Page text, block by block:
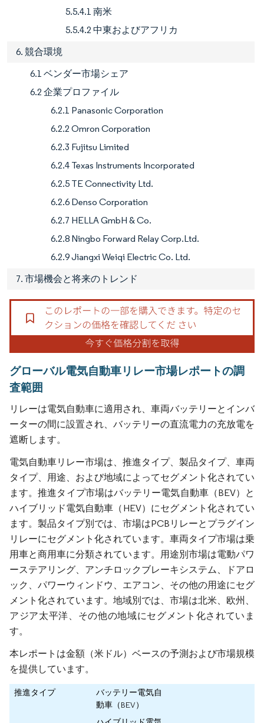
5.5.4.1 南米
5.5.4.2 中東およびアフリカ
6. 競合環境
6.1 ベンダー市場シェア
6.2 企業プロファイル
6.2.1 Panasonic Corporation
6.2.2 Omron Corporation
6.2.3 Fujitsu Limited
6.2.4 Texas Instruments Incorporated
6.2.5 TE Connectivity Ltd.
6.2.6 Denso Corporation
6.2.7 HELLA GmbH & Co.
6.2.8 Ningbo Forward Relay Corp.Ltd.
6.2.9 Jiangxi Weiqi Electric Co. Ltd.
7. 市場機会と将来のトレンド
グローバル電気自動車リレー市場レポートの調
査範囲
リレーは電気自動車に適用され、車両バッテリーとインバ
ーターの間に設置され、バッテリーの直流電力の充放電を
遮断します。
電気自動車リレー市場は、推進タイプ、製品タイプ、車両
タイプ、用途、および地域によってセグメント化されてい
ます。推進タイプ市場はバッテリー電気自動車（BEV）と
ハイブリッド電気自動車（HEV）にセグメント化されてい
ます。製品タイプ別では、市場はPCBリレーとプラグイン
リレーにセグメント化されています。車両タイプ市場は乗
用車と商用車に分類されています。用途別市場は電動パワ
ーステアリング、アンチロックブレーキシステム、ドアロ
ック、パワーウィンドウ、エアコン、その他の用途にセグ
メント化されています。地域別では、市場は北米、欧州、
アジア太平洋、その他の地域にセグメント化されていま
す。
本レポートは金額（米ドル）ベースの予測および市場規模
を提供しています。
推進タイプ
バッテリー電気自
動車（BEV）